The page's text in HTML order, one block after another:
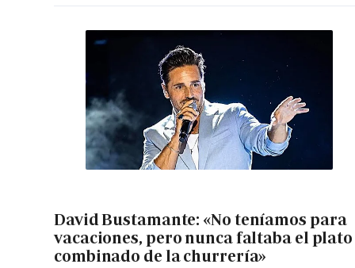
David Bustamante: «No teníamos para
vacaciones, pero nunca faltaba el plato
combinado de la churrería»